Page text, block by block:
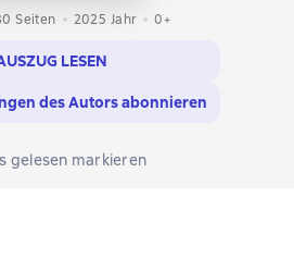
Seiten 2025 Jahr 0+
LESEN
des Autors abonnieren
gelesen markieren